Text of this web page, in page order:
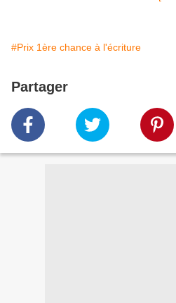
#Prix 1ère chance à l'écriture
Partager